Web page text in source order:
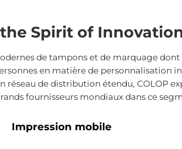
the Spirit of
de tampons et de marquage dont
en matière de personnalisation
réseau de distribution étendu, COLOP
fournisseurs mondiaux dans ce
Impression mobile